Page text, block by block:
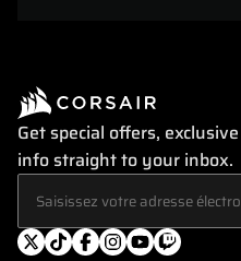
Get special offers,
info straight to your inbox.